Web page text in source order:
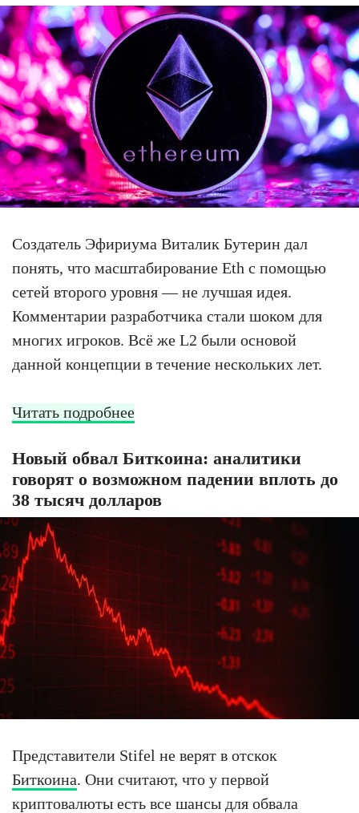
Создатель Эфириума Виталик Бутерин дал
понять, что масштабирование Eth с помощью
сетей второго уровня — не лучшая идея.
Комментарии разработчика стали шоком для
многих игроков. Всё же L2 были основой
данной концепции в течение нескольких лет.
Читать подробнее
Новый обвал Биткоина: аналитики
говорят о возможном падении вплоть до
38 тысяч долларов
Представители Stifel не верят в отскок
Биткоина. Они считают, что у первой
криптовалюты есть все шансы для обвала